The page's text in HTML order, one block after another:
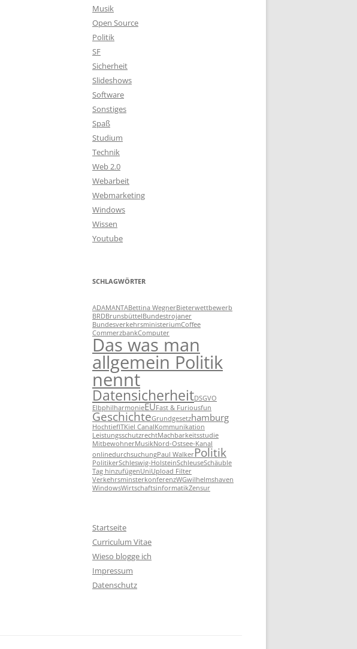
Musik
Open Source
Politik
SF
Sicherheit
Slideshows
Software
Sonstiges
Spaß
Studium
Technik
Web 2.0
Webarbeit
Webmarketing
Windows
Wissen
Youtube
SCHLAGWÖRTER
ADAMANTABettina WegnerBieterwettbewerb
BRDBrunsbüttelBundestrojaner
BundesverkehrsministeriumCoffee
CommerzbankComputer
Das was man
allgemein Politik
nennt
DatensicherheitDSGVO
ElbphilharmonieEUFast & Furiousfun
GeschichteGrundgesetzhamburg
HochtiefITKiel CanalKommunikation
LeistungsschutzrechtMachbarkeitsstudie
MitbewohnerMusikNord-Ostsee-Kanal
onlinedurchsuchungPaul WalkerPolitik
PolitikerSchleswig-HolsteinSchleuseSchäuble
Tag hinzufügenUniUpload Filter
VerkehrsminsterkonferenzWGwilhelmshaven
WindowsWirtschaftsinformatikZensur
Startseite
Curriculum Vitae
Wieso blogge ich
Impressum
Datenschutz